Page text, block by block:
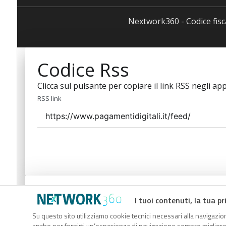
I tuoi contenuti, la tua
Su questo sito utilizziamo cookie tecnici necessari alla
Nextwork360 - Codice
Codice Rss
Clicca sul pulsante per copiare il link RSS negli
RSS link
Codice Rss
Clicca sul pulsante per copiare il link RSS negli